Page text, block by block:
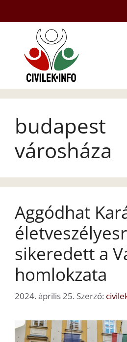
tartalomba
budapest
városháza
Aggódhat
sikeredett a
homlokzata
2024. április 25. Szerző: